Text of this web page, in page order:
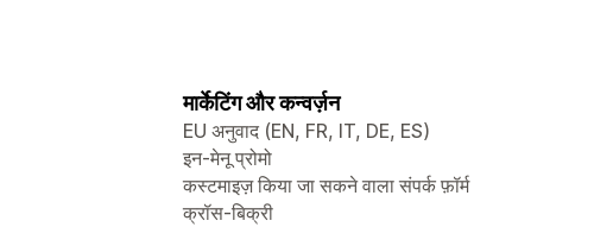
मार्केटिंग और कन्वर्ज़न
EU अनुवाद (EN, FR, IT, DE, ES)
इन-मेनू प्रोमो
कस्टमाइज़ किया जा सकने वाला संपर्क फ़ॉर्म
क्रॉस-बिक्री